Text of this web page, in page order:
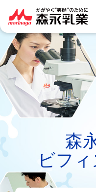
森
ビフ